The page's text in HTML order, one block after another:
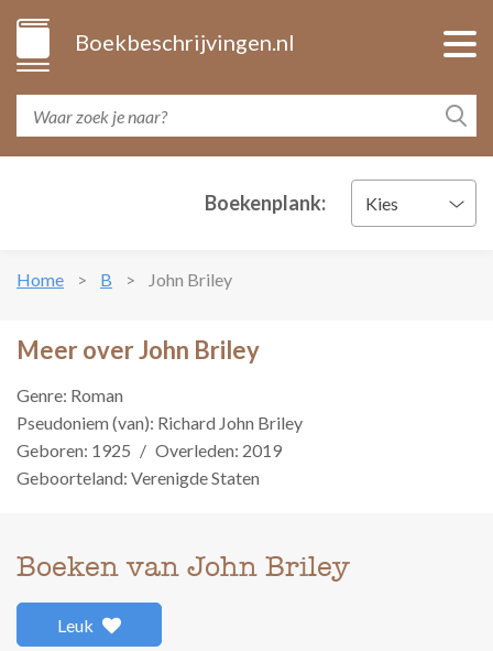
Boekbeschrijvingen.nl
Boekenplank: Kies
Home B John Briley
Meer over John Briley
Genre: Roman
Pseudoniem (van): Richard John Briley
Geboren: 1925 / Overleden: 2019
Geboorteland: Verenigde Staten
Boeken van John Briley
Leuk